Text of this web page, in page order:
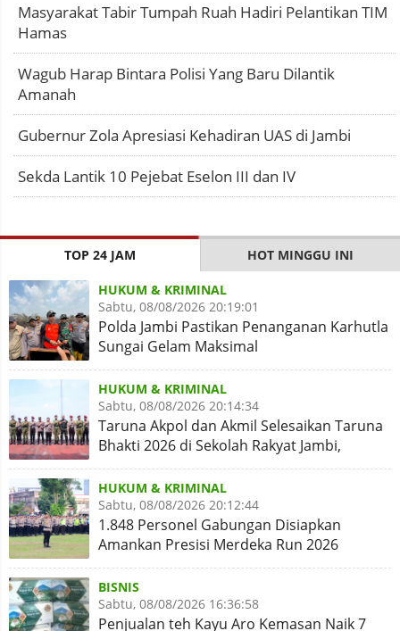
Masyarakat Tabir Tumpah Ruah Hadiri Pelantikan TIM
Hamas
Wagub Harap Bintara Polisi Yang Baru Dilantik
Amanah
Gubernur Zola Apresiasi Kehadiran UAS di Jambi
Sekda Lantik 10 Pejebat Eselon III dan IV
TOP 24 JAM HOT MINGGU INI
HUKUM & KRIMINAL
Sabtu, 08/08/2026 20:19:01
Polda Jambi Pastikan Penanganan Karhutla
Sungai Gelam Maksimal
HUKUM & KRIMINAL
Sabtu, 08/08/2026 20:14:34
Taruna Akpol dan Akmil Selesaikan Taruna
Bhakti 2026 di Sekolah Rakyat Jambi,
Kegiatan Aman Lancar
HUKUM & KRIMINAL
Sabtu, 08/08/2026 20:12:44
1.848 Personel Gabungan Disiapkan
Amankan Presisi Merdeka Run 2026
BISNIS
Sabtu, 08/08/2026 16:36:58
Penjualan teh Kayu Aro Kemasan Naik 7